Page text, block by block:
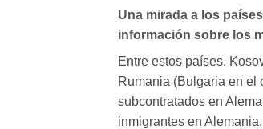
Una mirada a los
información sobre los
Entre estos países,
Rumania (Bulgaria en el
subcontratados en
inmigrantes en